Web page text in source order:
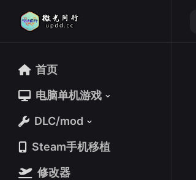
首页
电脑单机游戏
DLC/mod
Steam手机移植
修改器
首页
电脑单机游戏
DLC/mod
Steam手机移植
修改器